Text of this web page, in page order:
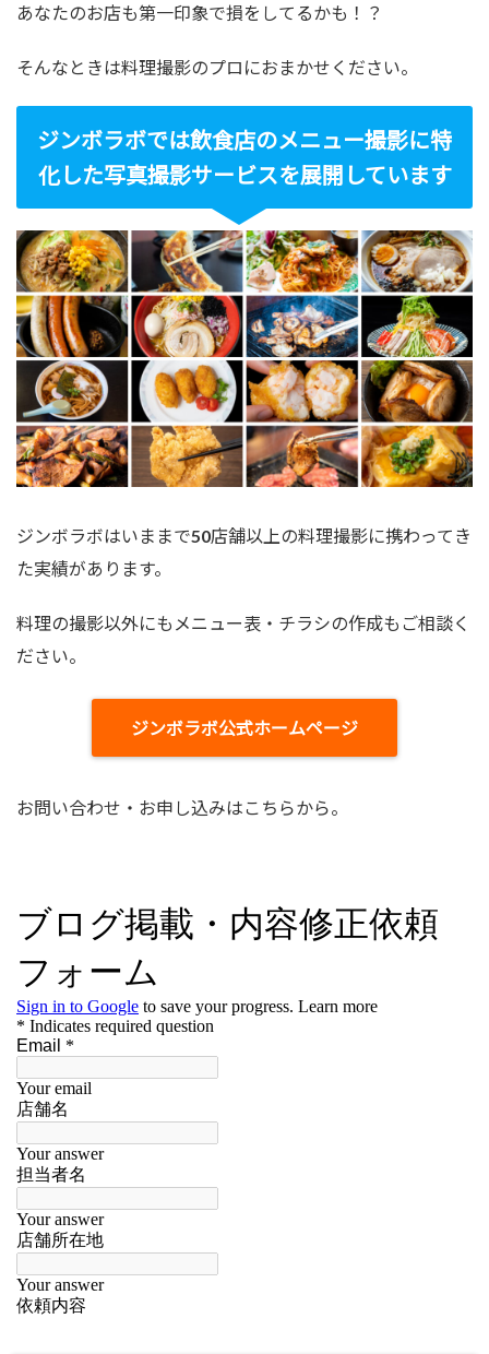
あなたのお店も第一印象で損をしてるかも！？
そんなときは料理撮影のプロにおまかせください。
ジンボラボでは飲食店のメニュー撮影に特
化した写真撮影サービスを展開しています
ジンボラボはいままで50店舗以上の料理撮影に携わってき
た実績があります。
料理の撮影以外にもメニュー表・チラシの作成もご相談く
ださい。
ジンボラボ公式ホームページ
お問い合わせ・お申し込みはこちらから。